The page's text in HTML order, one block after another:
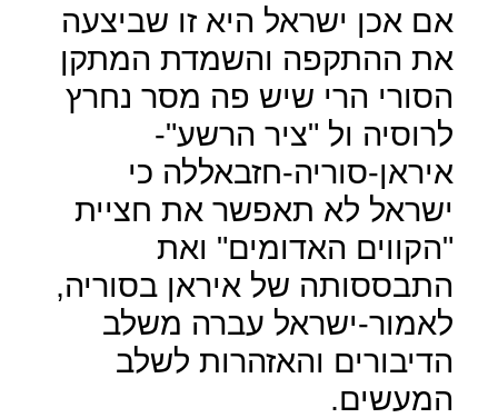
אם אכן ישראל היא זו שביצעה
את ההתקפה והשמדת המתקן
הסורי הרי שיש פה מסר נחרץ
לרוסיה ול "ציר הרשע"-
איראן-סוריה-חזבאללה כי
ישראל לא תאפשר את חציית
"הקווים האדומים" ואת
התבססותה של איראן בסוריה,
לאמור-ישראל עברה משלב
הדיבורים והאזהרות לשלב
המעשים.